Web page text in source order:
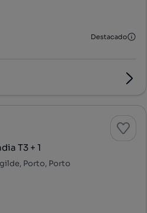
Destacado
T3 + 1
Porto, Porto